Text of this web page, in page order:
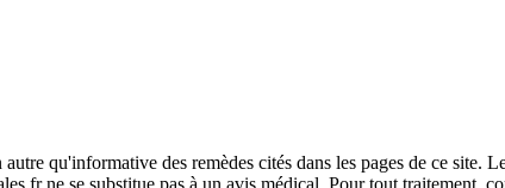
qu'informative des remèdes cités dans les pages de ce